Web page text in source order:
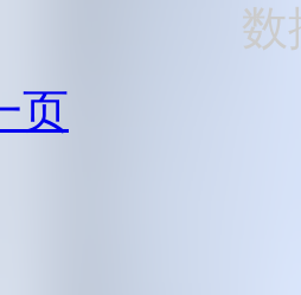
数
页